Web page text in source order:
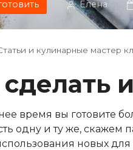
Елена
и кулинарные мастер
сделать
время вы готовите
одну и ту же, скажем
новых